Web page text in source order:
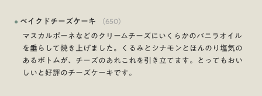
● ベイクドチーズケーキ （650）
マスカルポーネなどのクリームチーズにいくらかのバニラオイル
を垂らして焼き上げました。くるみとシナモンとほんのり塩気の
あるボトムが、チーズのあれこれを引き立てます。とってもおい
しいと好評のチーズケーキです。